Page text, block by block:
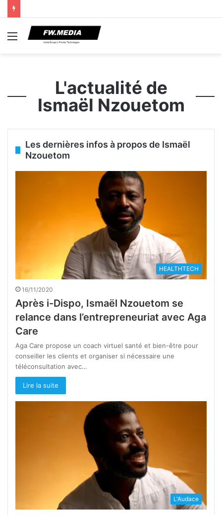
Menu
L'actualité de
Ismaël Nzouetom
Les dernières infos à propos de Ismaël
Nzouetom
HEALTHTECH
16/11/2020
Après i-Dispo, Ismaël Nzouetom se
relance dans l’entrepreneuriat avec Aga
Care
Aga Care propose un coach virtuel santé et bien-être pour
conseiller les clients et organiser si nécessaire une
téléconsultation avec…
Lire la suite
L'Audace